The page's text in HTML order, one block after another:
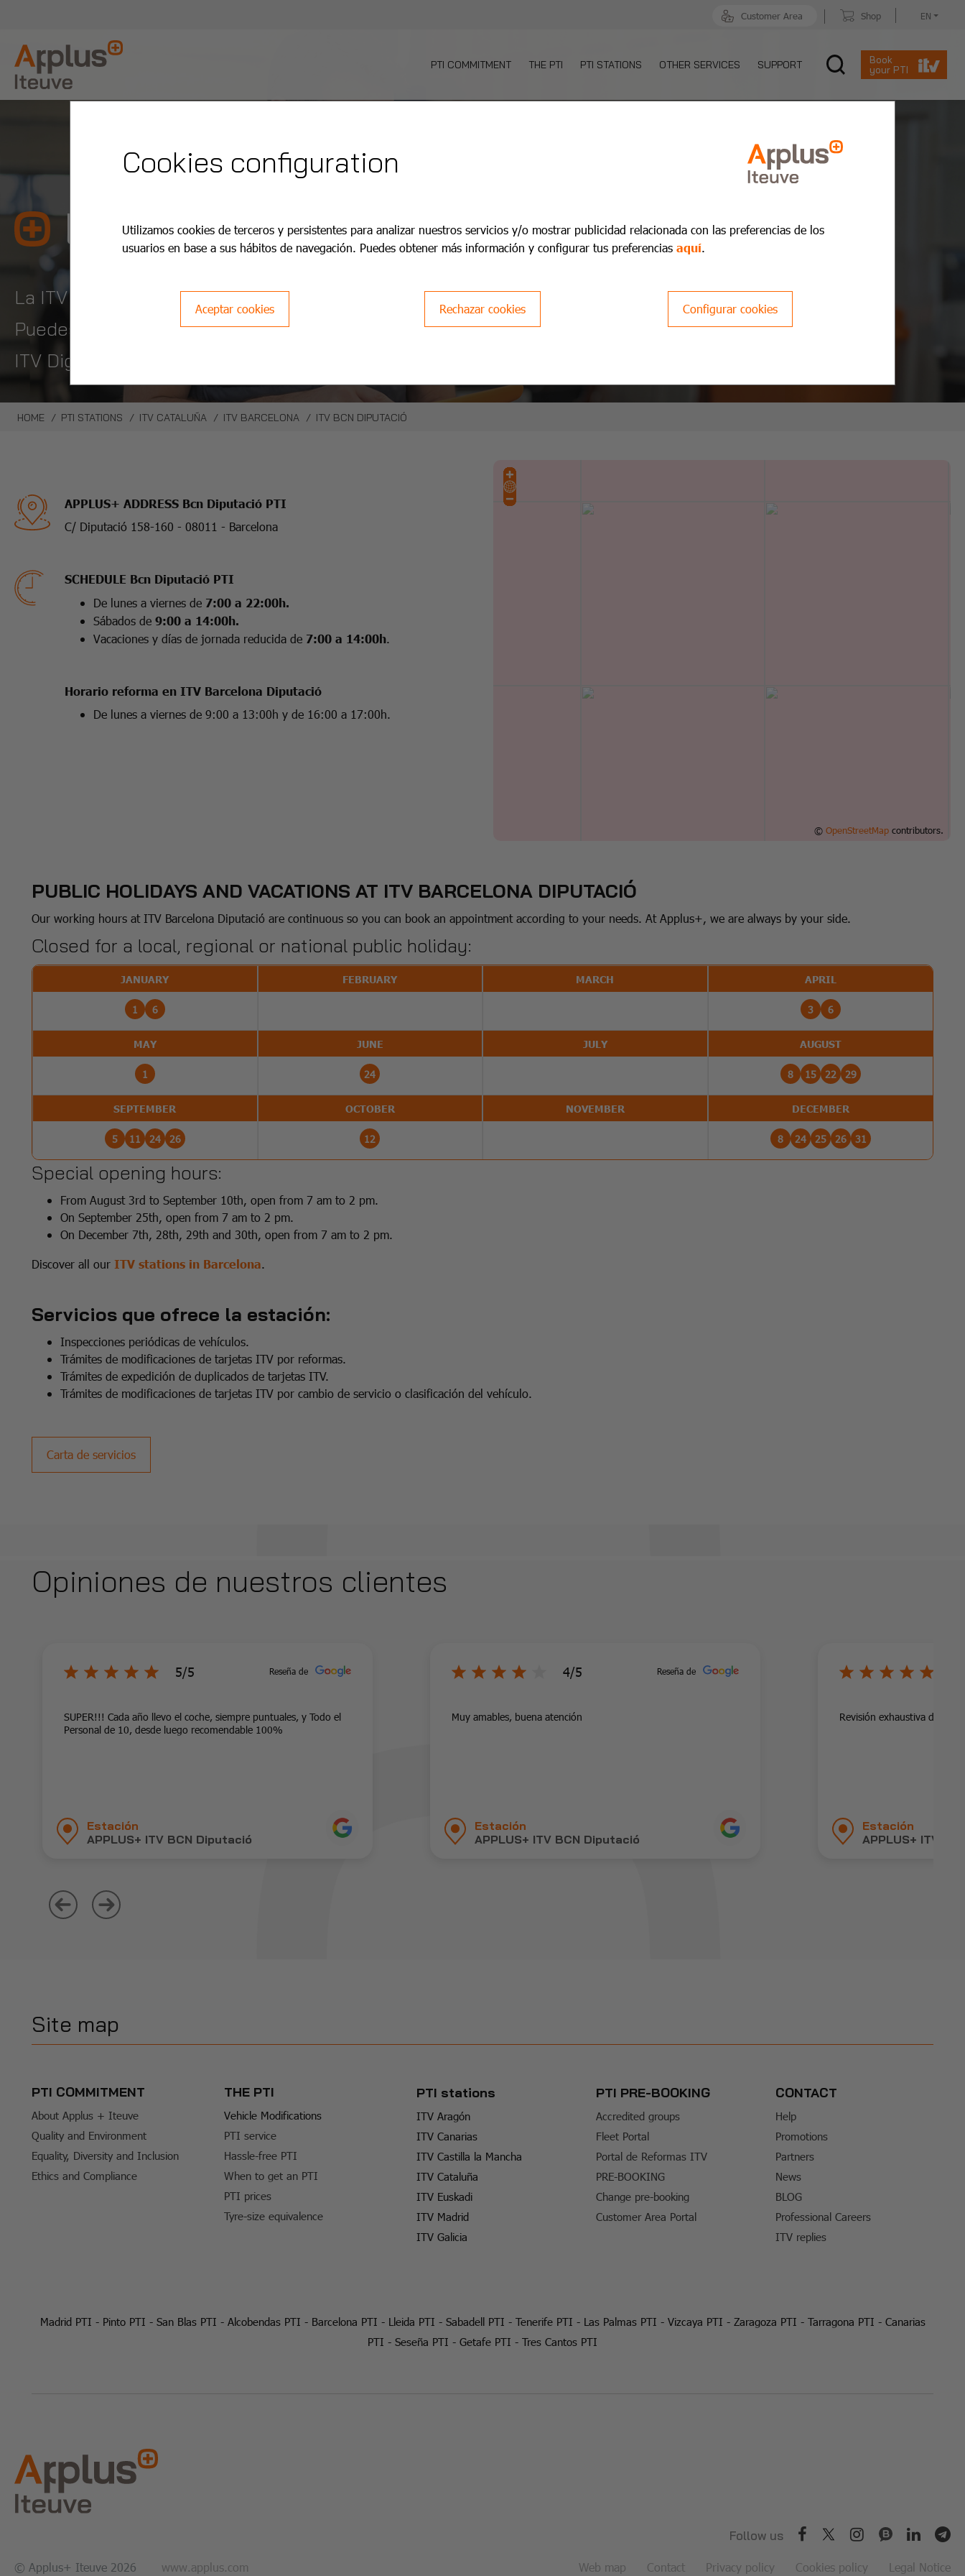
Customer Area Shop EN
PTI COMMITMENT THE PTI PTI STATIONS OTHER SERVICES SUPPORT
Book
your PTI
Bcn Diputació PTI
La ITV es más fácil y barata con Applus+.
Puedes pedir hora en un click con nuestra cita online.
ITV Digital, pasa la itv sin bajarte del vehículo, cómodamente.
HOME PTI STATIONS ITV CATALUÑA ITV BARCELONA ITV BCN DIPUTACIÓ
APPLUS+ ADDRESS Bcn Diputació PTI
C/ Diputació 158-160 - 08011 - Barcelona
SCHEDULE Bcn Diputació PTI
De lunes a viernes de 7:00 a 22:00h.
Sábados de 9:00 a 14:00h.
Vacaciones y días de jornada reducida de 7:00 a 14:00h.
Horario reforma en ITV Barcelona Diputació
De lunes a viernes de 9:00 a 13:00h y de 16:00 a 17:00h.
© OpenStreetMap contributors.
PUBLIC HOLIDAYS AND VACATIONS AT ITV BARCELONA DIPUTACIÓ
Our working hours at ITV Barcelona Diputació are continuous so you can book an appointment according to your needs. At Applus+, we are always by your side.
Closed for a local, regional or national public holiday:
JANUARY
1 6
FEBRUARY MARCH APRIL
3 6
MAY
1
JUNE
24
JULY AUGUST
8 15 22 29
SEPTEMBER
5 11 24 26
OCTOBER
12
NOVEMBER DECEMBER
8 24 25 26 31
Special opening hours:
From August 3rd to September 10th, open from 7 am to 2 pm.
On September 25th, open from 7 am to 2 pm.
On December 7th, 28th, 29th and 30th, open from 7 am to 2 pm.
Discover all our ITV stations in Barcelona.
Servicios que ofrece la estación:
Inspecciones periódicas de vehículos.
Trámites de modificaciones de tarjetas ITV por reformas.
Trámites de expedición de duplicados de tarjetas ITV.
Trámites de modificaciones de tarjetas ITV por cambio de servicio o clasificación del vehículo.
Carta de servicios
Opiniones de nuestros clientes
5/5 Reseña de
SUPER!!! Cada año llevo el coche, siempre puntuales, y Todo el
Personal de 10, desde luego recomendable 100%
Estación
APPLUS+ ITV BCN Diputació
4/5 Reseña de
Muy amables, buena atención
Estación
APPLUS+ ITV BCN Diputació
Revisión exhaustiva del
Estación
APPLUS+ ITV
Site map
PTI COMMITMENT
About Applus + Iteuve
Quality and Environment
Equality, Diversity and Inclusion
Ethics and Compliance
THE PTI
Vehicle Modifications
PTI service
Hassle-free PTI
When to get an PTI
PTI prices
Tyre-size equivalence
PTI stations
ITV Aragón
ITV Canarias
ITV Castilla la Mancha
ITV Cataluña
ITV Euskadi
ITV Madrid
ITV Galicia
PTI PRE-BOOKING
Accredited groups
Fleet Portal
Portal de Reformas ITV
PRE-BOOKING
Change pre-booking
Customer Area Portal
CONTACT
Help
Promotions
Partners
News
BLOG
Professional Careers
ITV replies
Madrid PTI - Pinto PTI - San Blas PTI - Alcobendas PTI - Barcelona PTI - Lleida PTI - Sabadell PTI - Tenerife PTI - Las Palmas PTI - Vizcaya PTI - Zaragoza PTI - Tarragona PTI - Canarias
PTI - Seseña PTI - Getafe PTI - Tres Cantos PTI
Follow us
© Applus+ Iteuve 2026 www.applus.com Web map Contact Privacy policy Cookies policy Legal Notice
Cookies configuration
Utilizamos cookies de terceros y persistentes para analizar nuestros servicios y/o mostrar publicidad relacionada con las preferencias de los
usuarios en base a sus hábitos de navegación. Puedes obtener más información y configurar tus preferencias aquí.
Aceptar cookies Rechazar cookies Configurar cookies